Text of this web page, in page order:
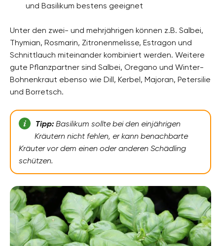
und Basilikum bestens geeignet
Unter den zwei- und mehrjährigen können z.B. Salbei,
Thymian, Rosmarin, Zitronenmelisse, Estragon und
Schnittlauch miteinander kombiniert werden. Weitere
gute Pflanzpartner sind Salbei, Oregano und Winter-
Bohnenkraut ebenso wie Dill, Kerbel, Majoran, Petersilie
und Borretsch.
Tipp:Basilikum sollte bei den einjährigen
Kräutern nicht fehlen, er kann benachbarte
Kräuter vor dem einen oder anderen Schädling
schützen.